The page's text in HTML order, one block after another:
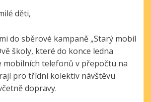
děti,
do sběrové kampaně „Starý mobil
školy, které do konce ledna
mobilních telefonů v přepočtu na
pro třídní kolektiv návštěvu
dopravy.